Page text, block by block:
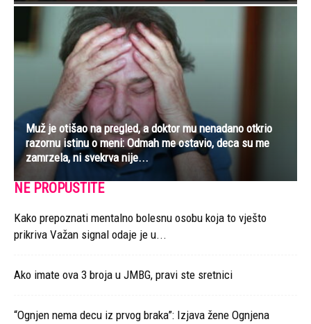
Muž je otišao na pregled, a doktor mu nenadano otkrio
razornu istinu o meni: Odmah me ostavio, deca su me
zamrzela, ni svekrva nije...
NE PROPUSTITE
Kako prepoznati mentalno bolesnu osobu koja to vješto
prikriva Važan signal odaje je u...
Ako imate ova 3 broja u JMBG, pravi ste sretnici
“Ognjen nema decu iz prvog braka”: Izjava žene Ognjena